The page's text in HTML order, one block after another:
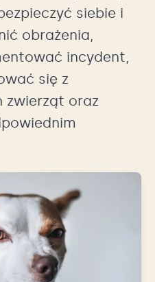
siebie i
obrażenia,
incydent,
się z
zwierząt oraz